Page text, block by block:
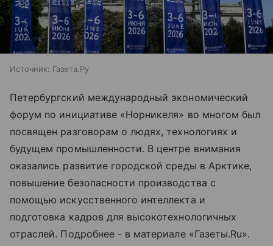
Источник: Газета.Ру
Петербургский международный экономический
форум по инициативе «Норникеля» во многом был
посвящен разговорам о людях, технологиях и
будущем промышленности. В центре внимания
оказались развитие городской среды в Арктике,
повышение безопасности производства с
помощью искусственного интеллекта и
подготовка кадров для высокотехнологичных
отраслей. Подробнее - в материале «Газеты.Ru».